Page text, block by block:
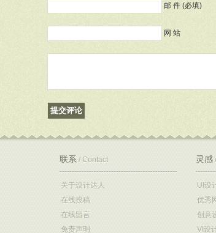
邮 件 (必填)
网 站
联系 / Contact
关于设计达人
在线投稿
在线留言
免责声明
灵感
UI设
优秀
创意
VI设